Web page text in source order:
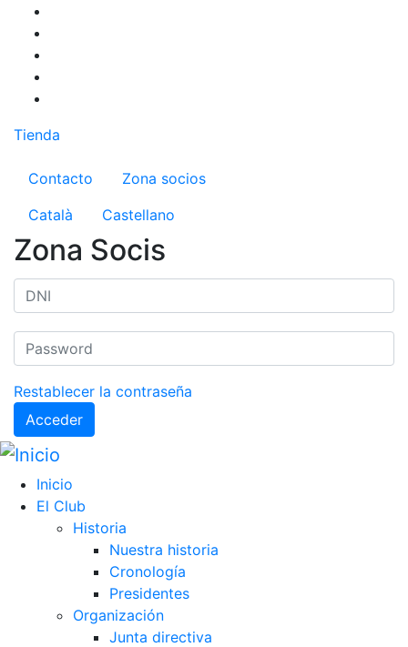
Pasar
contenido
principal
Tienda
Menú del compte d'usuari
Contacto
Zona socios
Català
Castellano
Zona Socis
Restablecer la contraseña
Acceder
Inicio
El Club
Historia
Nuestra historia
Cronología
Presidentes
Organización
Junta directiva